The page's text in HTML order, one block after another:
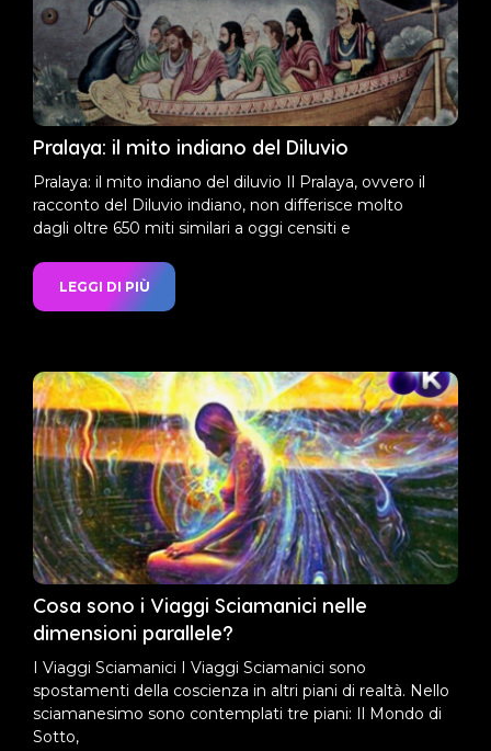
Pralaya: il mito indiano del Diluvio
Pralaya: il mito indiano del diluvio Il Pralaya, ovvero il
racconto del Diluvio indiano, non differisce molto
dagli oltre 650 miti similari a oggi censiti e
LEGGI DI PIÙ
Cosa sono i Viaggi Sciamanici nelle
dimensioni parallele?
I Viaggi Sciamanici I Viaggi Sciamanici sono
spostamenti della coscienza in altri piani di realtà. Nello
sciamanesimo sono contemplati tre piani: Il Mondo di
Sotto,